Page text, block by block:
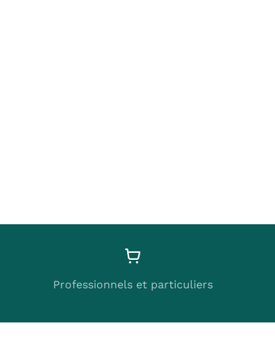
Professionnels et particuliers